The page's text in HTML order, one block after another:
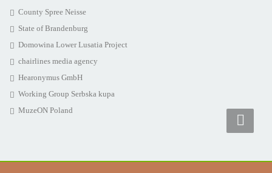
County Spree Neisse
State of Brandenburg
Domowina Lower Lusatia Project
chairlines media agency
Hearonymus GmbH
Working Group Serbska kupa
MuzeON Poland